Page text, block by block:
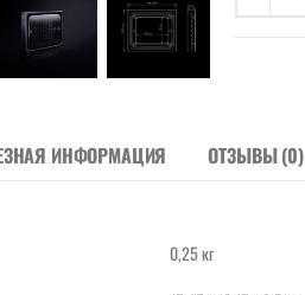
ИНФОРМАЦИЯ ОТЗЫВЫ (0)
0,25 кг